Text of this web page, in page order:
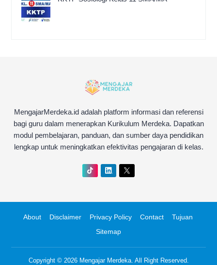
MengajarMerdeka.id adalah platform informasi dan referensi
bagi guru dalam menerapkan Kurikulum Merdeka. Dapatkan
modul pembelajaran, panduan, dan sumber daya pendidikan
lengkap untuk meningkatkan efektivitas pengajaran di kelas.
About Disclaimer Privacy Policy Contact
Tujuan
Sitemap
Copyright © 2026 Mengajar Merdeka. All Right Reserved.